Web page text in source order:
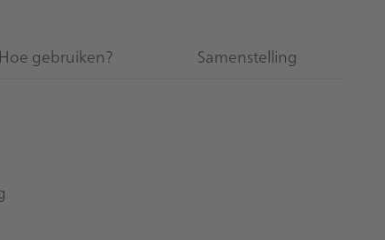
Hoe gebruiken? Samenstelling